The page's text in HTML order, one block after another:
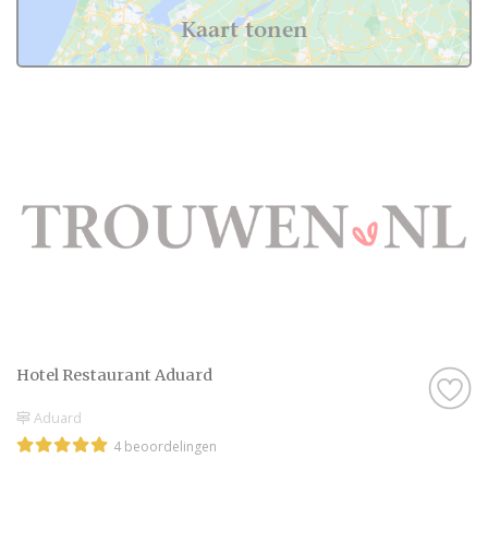
Hotel Restaurant Aduard
Aduard
4 beoordelingen
Kaart tonen